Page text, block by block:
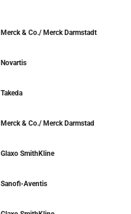
Merck & Co./ Merck Darmstadt
Novartis
Takeda
Merck & Co./ Merck Darmstad
Glaxo SmithKline
Sanofi-Aventis